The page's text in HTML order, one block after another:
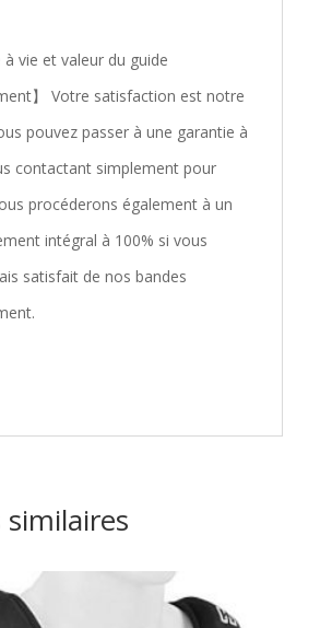
à vie et valeur du guide
】 Votre satisfaction est notre
pouvez passer à une garantie à
contactant simplement pour
procéderons également à un
intégral à 100% si vous
satisfait de nos bandes